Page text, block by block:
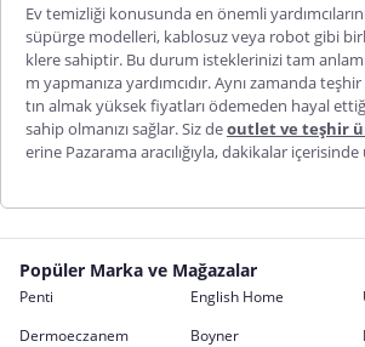
Ev temizliği konusunda en önemli
süpürge modelleri, kablosuz veya robot gibi
klere sahiptir. Bu durum isteklerinizi tam
m yapmanıza yardımcıdır. Aynı zamanda
tın almak yüksek fiyatları ödemeden hayal
sahip olmanızı sağlar. Siz deoutlet ve teşhir
erine Pazarama aracılığıyla, dakikalar
Popüler Marka ve Mağazalar
Penti English Home
Dermoeczanem
Boyner